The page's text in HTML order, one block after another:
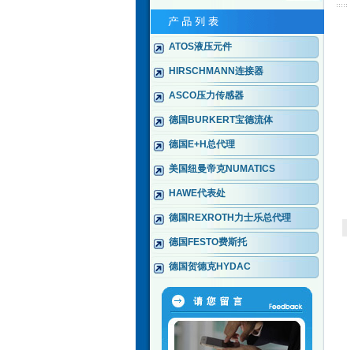
ATOS液压元件
HIRSCHMANN连接器
ASCO压力传感器
德国BURKERT宝德流体
德国E+H总代理
美国纽曼帝克NUMATICS
HAWE代表处
德国REXROTH力士乐总代理
德国FESTO费斯托
德国贺德克HYDAC